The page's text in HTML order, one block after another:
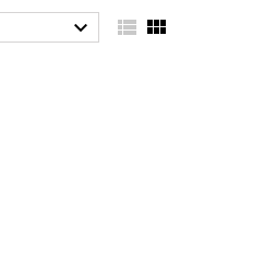
  